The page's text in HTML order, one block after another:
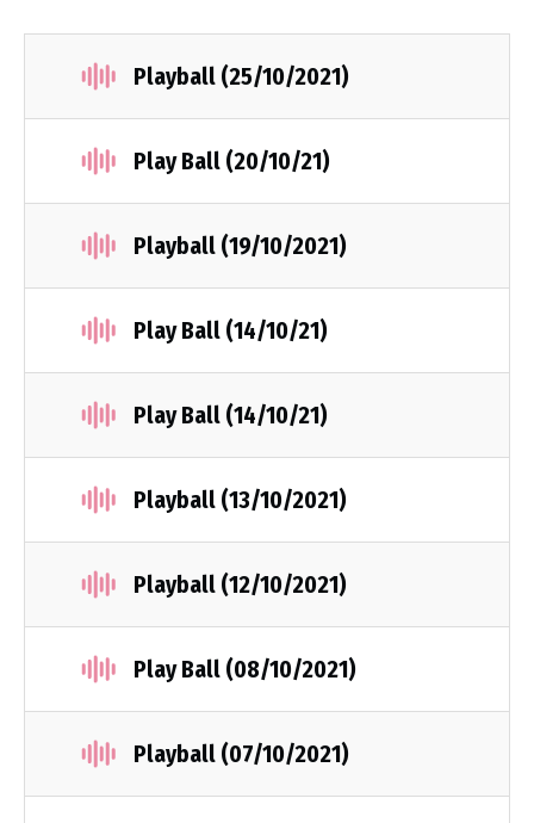
Playball (25/10/2021)
Play Ball (20/10/21)
Playball (19/10/2021)
Play Ball (14/10/21)
Play Ball (14/10/21)
Playball (13/10/2021)
Playball (12/10/2021)
Play Ball (08/10/2021)
Playball (07/10/2021)